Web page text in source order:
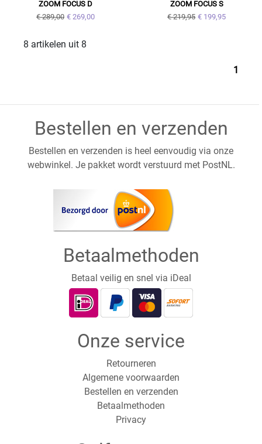
ZOOM FOCUS D
€ 289,00 € 269,00
ZOOM FOCUS S
€ 219,95 € 199,95
8 artikelen uit 8
1
Bestellen en verzenden
Bestellen en verzenden is heel eenvoudig via onze
webwinkel. Je pakket wordt verstuurd met PostNL.
Betaalmethoden
Betaal veilig en snel via iDeal
Onze service
Retourneren
Algemene voorwaarden
Bestellen en verzenden
Betaalmethoden
Privacy